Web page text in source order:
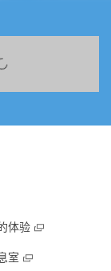
体验
室